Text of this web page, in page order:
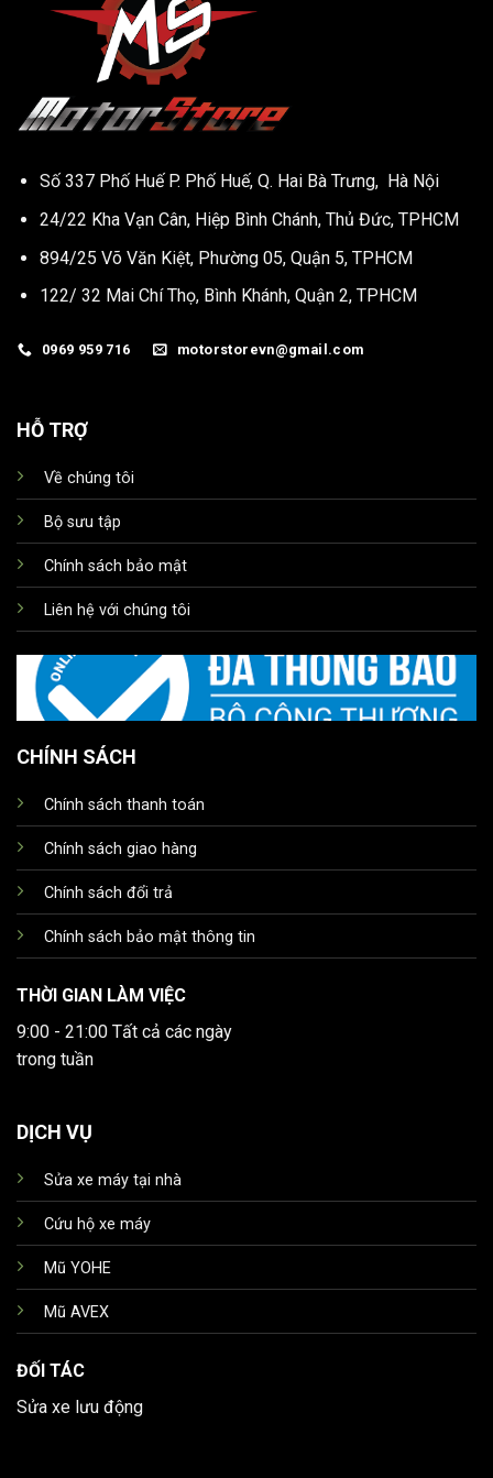
Số 337 Phố Huế P. Phố Huế, Q. Hai Bà Trưng, Hà Nội
24/22 Kha Vạn Cân, Hiệp Bình Chánh, Thủ Đức, TPHCM
894/25 Võ Văn Kiệt, Phường 05, Quận 5, TPHCM
122/ 32 Mai Chí Thọ, Bình Khánh, Quận 2, TPHCM
0969 959 716 motorstorevn@gmail.com
HỖ TRỢ
Về chúng tôi
Bộ sưu tập
Chính sách bảo mật
Liên hệ với chúng tôi
CHÍNH SÁCH
Chính sách thanh toán
Chính sách giao hàng
Chính sách đổi trả
Chính sách bảo mật thông tin
THỜI GIAN LÀM VIỆC
9:00 - 21:00 Tất cả các ngày
trong tuần
DỊCH VỤ
Sửa xe máy tại nhà
Cứu hộ xe máy
Mũ YOHE
Mũ AVEX
ĐỐI TÁC
Sửa xe lưu động